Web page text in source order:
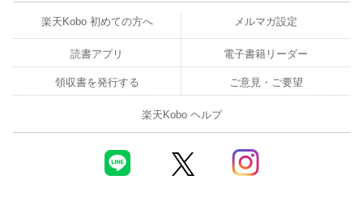
楽天Kobo 初めての方へ メルマガ設定
読書アプリ 電子書籍リーダー
領収書を発行する ご意見・ご要望
楽天Kobo ヘルプ